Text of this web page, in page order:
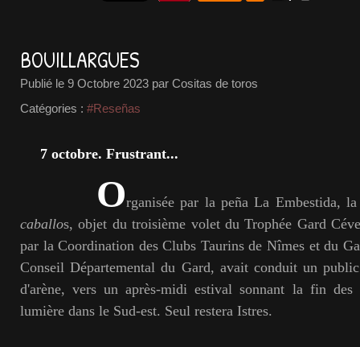
BOUILLARGUES
Publié le 9 Octobre 2023 par Cositas de toros
Catégories : #Reseñas
7 octobre. Frustrant...
Organisée par la peña La Embestida,
caballos, objet du troisième volet du Trophée Gard
par la Coordination des Clubs Taurins de Nîmes et du
Conseil Départemental du Gard, avait conduit un
d'arène, vers un après-midi estival sonnant la fin des
lumière dans le Sud-est. Seul restera Istres.